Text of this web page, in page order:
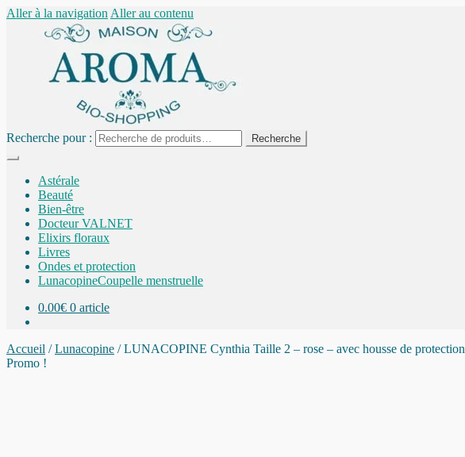
Aller à la navigation Aller au contenu
Recherche pour : Recherche
Astérale
Beauté
Bien-être
Docteur VALNET
Elixirs floraux
Livres
Ondes et protection
LunacopineCoupelle menstruelle
0.00€ 0 article
Accueil /Lunacopine /LUNACOPINE Cynthia Taille 2 – rose – avec housse de protection
Promo !